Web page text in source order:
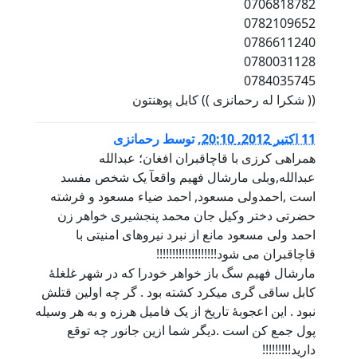
0706818782
0782109652
0786611240
0780031128
0784035745
(( شکرا له رحمانزی )) کابل پوهنتون
11 اكتبر 2012, 20:10 ,توسط رحمانزی
همراهی کرزی با قاچاقبران افغان؛ عبدالله
عبدالله,وبلی مارشال فهیم واقعآ یک شخص مفسد
است ,احمدولی مسعود, احمد ضياء مسعود و فرشته
حضرتی دختر وکيل جان محمد پنجشيری خواهر زن
احمد ولی مسعود مانع از نبرد نیروهای امنیتی با
قاچاقبران می شود!!!!!!!!!!!!!!!!!!!
مارشال فهیم سگ باز خواهر خودرا که در شهر غلغلۀ
کابل ساقی گری میکرد کشته بود . گر چه اولین قتلش
نبود . این اعجوبۀ تاریخ از یک فامیل هرزه و به هر وسیله
پول جمع کن است .دیگر شما ازین جانور چه توقع
دارید!!!!!!!!!